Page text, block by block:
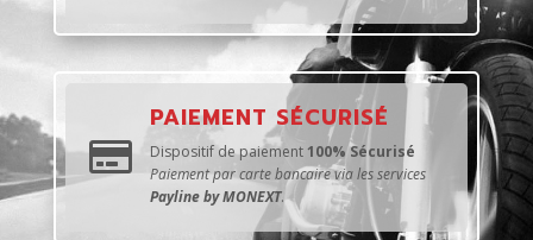

PAIEMENT SÉCURISÉ
Dispositif de paiement100% Sécurisé
Paiement par carte bancaire via les services
Payline by MONEXT.